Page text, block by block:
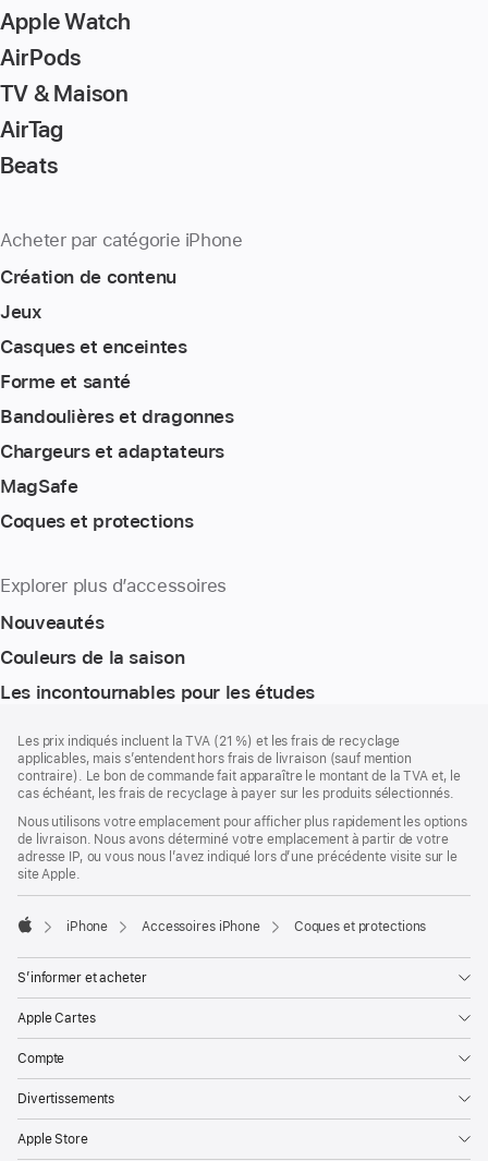
Apple Watch
AirPods
TV & Maison
AirTag
Beats
Acheter par catégorie iPhone
Création de contenu
Jeux
Casques et enceintes
Forme et santé
Bandoulières et dragonnes
Chargeurs et adaptateurs
MagSafe
Coques et protections
Explorer plus d’accessoires
Nouveautés
Couleurs de la saison
Les incontournables pour les études
de
page
de
bas
de
Les prix indiqués incluent la TVA (21 %) et les frais de recyclage
applicables, mais s’entendent hors frais de livraison (sauf mention
contraire). Le bon de commande fait apparaître le montant de la TVA et, le
cas échéant, les frais de recyclage à payer sur les produits sélectionnés.
Nous utilisons votre emplacement pour afficher plus rapidement les options
de livraison. Nous avons déterminé votre emplacement à partir de votre
adresse IP, ou vous nous l’avez indiqué lors d’une précédente visite sur le
site Apple.
iPhone Accessoires iPhone Coques et protections
S’informer et acheter
Apple Cartes
Compte
Divertissements
Apple Store